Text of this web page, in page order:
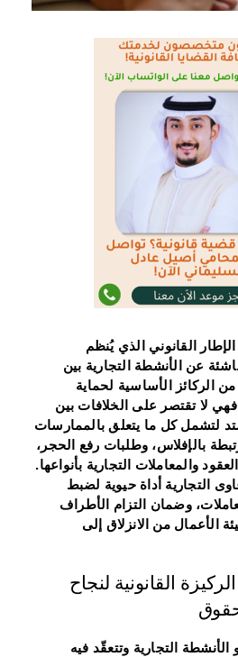
القانوني الذي يُنظم
عن الأنشطة التجارية بين
من الركائز الأساسية لحماية
لا تقتصر على الخلافات بين
لتشمل كل ما يتعلق بالممارسات
بالإفلاس، وطلبات رفع الحجر،
والمعاملات التجارية بأنواعها.
التجارية أداة حيوية لضبط
وضمان التزام الأطراف
الأعمال من الانزلاق إلى
القانونية لنجاح
التجارية وتتعقّد فيه